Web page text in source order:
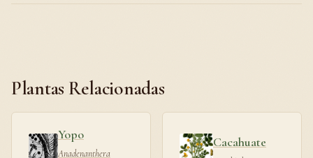
Plantas Relacionadas
Yopo
Anadenanthera
Cacahuate